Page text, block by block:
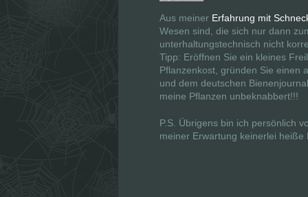
n
t
e
r
g
e
ö
f
n
t
)
n
t
e
r
g
e
ö
f
n
)
Aus meiner Erfahrung mit
Wesen sind, die sich nur dann
unterhaltungstechnisch nicht
Tipp: Eröffnen Sie ein kleines
Pflanzenkost, gründen Sie einen
und dem deutschen
meine Pflanzen unbeknabbert!!!
P.S. Übrigens bin ich persönlich
meiner Erwartung keinerlei